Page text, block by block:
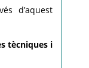
d’aquest
tècniques i